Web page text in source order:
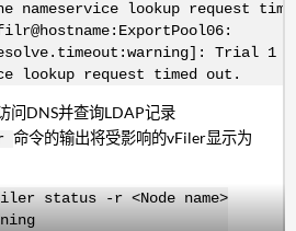
lookup request
Trial 1
lookup request timed out.
问DNS并查询LDAP记录
r命令的输出将受影响的vFiler显示为
status -r <Node name>